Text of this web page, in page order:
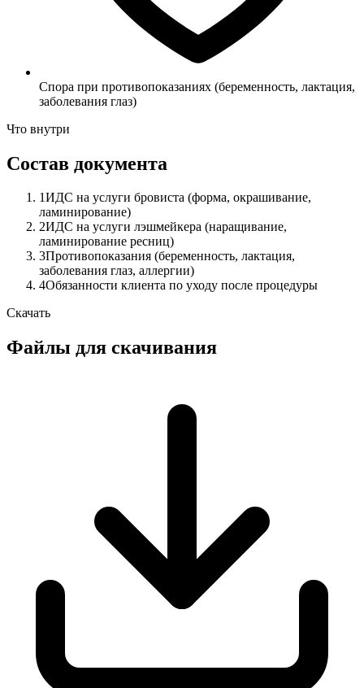
Спора при противопоказаниях (беременность, лактация,
заболевания глаз)
Что внутри
Состав документа
1ИДС на услуги бровиста (форма, окрашивание,
ламинирование)
2ИДС на услуги лэшмейкера (наращивание,
ламинирование ресниц)
3Противопоказания (беременность, лактация,
заболевания глаз, аллергии)
4Обязанности клиента по уходу после процедуры
Скачать
Файлы для скачивания